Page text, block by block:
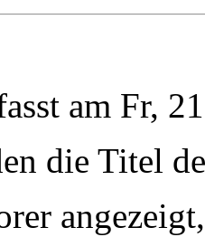
am Fr,
die Titel